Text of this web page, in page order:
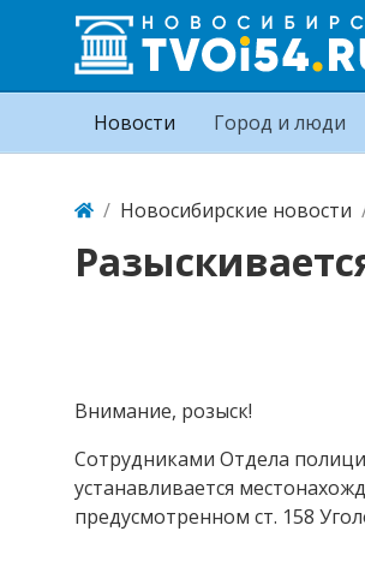
Новости Город и люди
Новосибирские новости
Внимание, розыск!
Сотрудниками Отдела
устанавливается
предусмотренном ст. 158